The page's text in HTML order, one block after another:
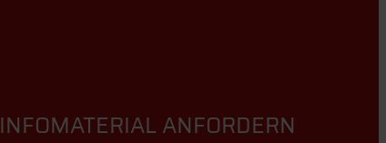
INFOMATERIAL ANFORDERN